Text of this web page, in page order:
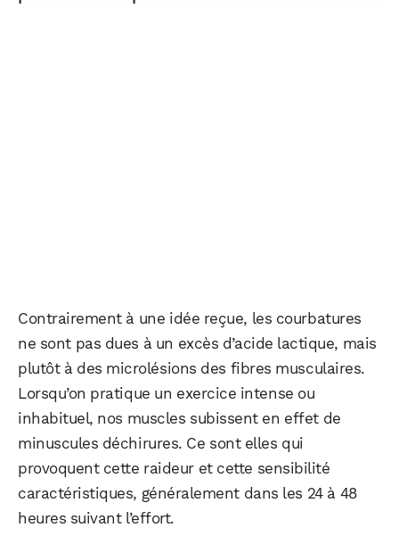
Contrairement à une idée reçue, les courbatures
ne sont pas dues à un excès d’acide lactique, mais
plutôt à des microlésions des fibres musculaires.
Lorsqu’on pratique un exercice intense ou
inhabituel, nos muscles subissent en effet de
minuscules déchirures. Ce sont elles qui
provoquent cette raideur et cette sensibilité
caractéristiques, généralement dans les 24 à 48
heures suivant l’effort.